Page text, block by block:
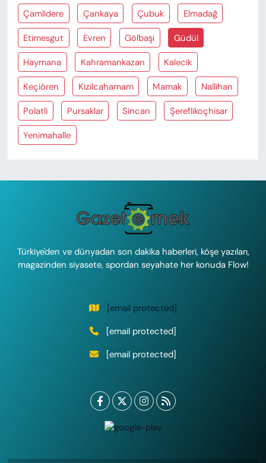
Çamlidere Çankaya Çubuk Elmadağ
Etimesgut Evren Gölbaşi Güdül
Haymana Kahramankazan Kalecik
Keçiören Kizilcahamam Mamak Nallihan
Polatli Pursaklar Sincan Şereflikoçhisar
Yenimahalle
Türkiye'den ve dünyadan son dakika haberleri, köşe yazıları,
magazinden siyasete, spordan seyahate her konuda Flow!
[email protected]
[email protected]
[email protected]